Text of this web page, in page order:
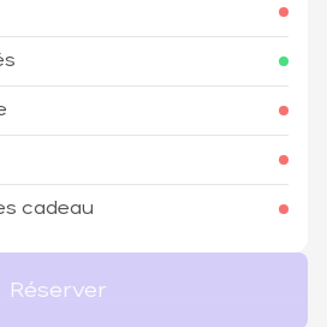
cadeau
Réserver